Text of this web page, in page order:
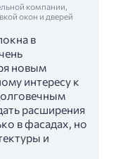
компании,
окон и дверей
в
новым
интересу к
расширения
в фасадах, но
и